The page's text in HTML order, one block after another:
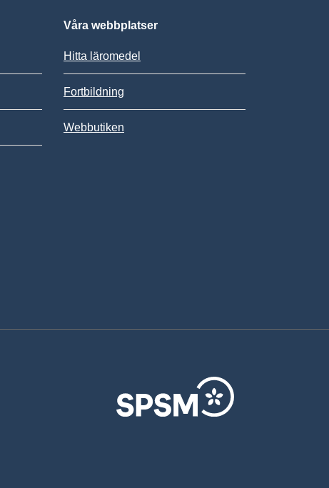
Våra webbplatser
Hitta läromedel
Fortbildning
Webbutiken